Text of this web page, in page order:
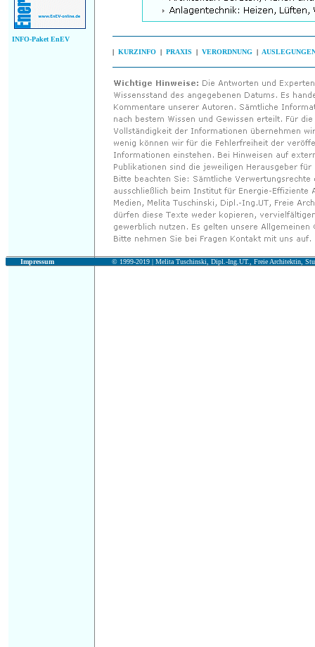
INFO-Paket EnEV
| KURZINFO | PRAXIS | VERORDNUNG |
Impressum © 1999-2019 | Melita Tuschinski, Dipl.-Ing.UT., Freie Architektin,